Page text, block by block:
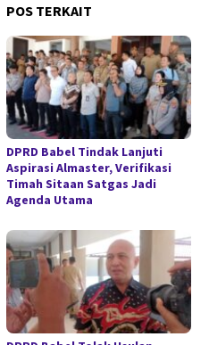
POS TERKAIT
DPRD Babel Tindak Lanjuti
Aspirasi Almaster, Verifikasi
Timah Sitaan Satgas Jadi
Agenda Utama